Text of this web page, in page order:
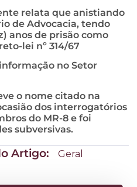
relata que anistiando
de Advocacia, tendo
anos de prisão como
lei nº 314/67
no Setor
o nome citado na
dos interrogatórios
do MR-8 e foi
subversivas.
Artigo: Geral